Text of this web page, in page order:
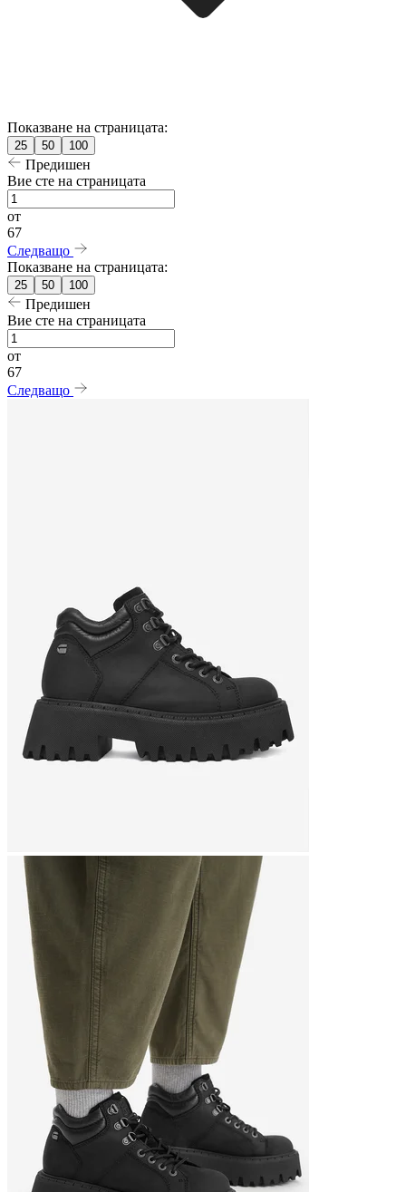
Показване на страницата:
25 50 100
Предишен
Вие сте на страницата
от
67
Следващо
Показване на страницата:
25 50 100
Предишен
Вие сте на страницата
от
67
Следващо